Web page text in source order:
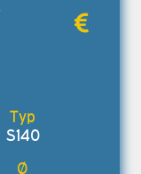
S140